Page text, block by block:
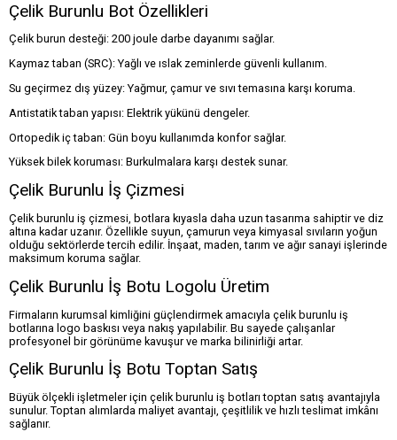
Çelik Burunlu Bot Özellikleri
Çelik burun desteği: 200 joule darbe dayanımı sağlar.
Kaymaz taban (SRC): Yağlı ve ıslak zeminlerde güvenli kullanım.
Su geçirmez dış yüzey: Yağmur, çamur ve sıvı temasına karşı koruma.
Antistatik taban yapısı: Elektrik yükünü dengeler.
Ortopedik iç taban: Gün boyu kullanımda konfor sağlar.
Yüksek bilek koruması: Burkulmalara karşı destek sunar.
Çelik Burunlu İş Çizmesi
Çelik burunlu iş çizmesi, botlara kıyasla daha uzun tasarıma sahiptir ve diz
altına kadar uzanır. Özellikle suyun, çamurun veya kimyasal sıvıların yoğun
olduğu sektörlerde tercih edilir. İnşaat, maden, tarım ve ağır sanayi işlerinde
maksimum koruma sağlar.
Çelik Burunlu İş Botu Logolu Üretim
Firmaların kurumsal kimliğini güçlendirmek amacıyla çelik burunlu iş
botlarına logo baskısı veya nakış yapılabilir. Bu sayede çalışanlar
profesyonel bir görünüme kavuşur ve marka bilinirliği artar.
Çelik Burunlu İş Botu Toptan Satış
Büyük ölçekli işletmeler için çelik burunlu iş botları toptan satış avantajıyla
sunulur. Toptan alımlarda maliyet avantajı, çeşitlilik ve hızlı teslimat imkânı
sağlanır.